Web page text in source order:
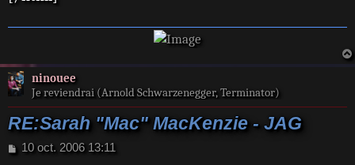
ninouee
Je reviendrai (Arnold Schwarzenegger, Terminator)
RE:Sarah "Mac" MacKenzie - JAG
M10 oct. 2006 13:11